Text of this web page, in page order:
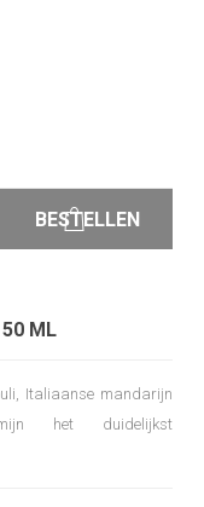
BESTELLEN
ML
Italiaanse mandarijn
het duidelijkst